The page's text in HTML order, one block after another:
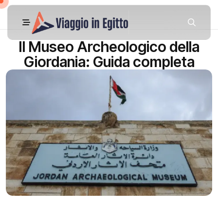
Il Museo Archeologico della
Giordania: Guida completa